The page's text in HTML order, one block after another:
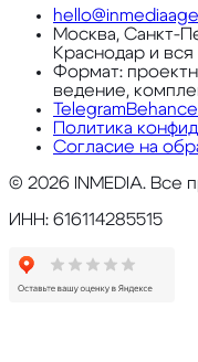
Москва, Санкт-
Краснодар и
Формат:
ведение,
TelegramBehance
Политика
Согласие на
© 2026 INMEDIA. Все
ИНН: 616114285515